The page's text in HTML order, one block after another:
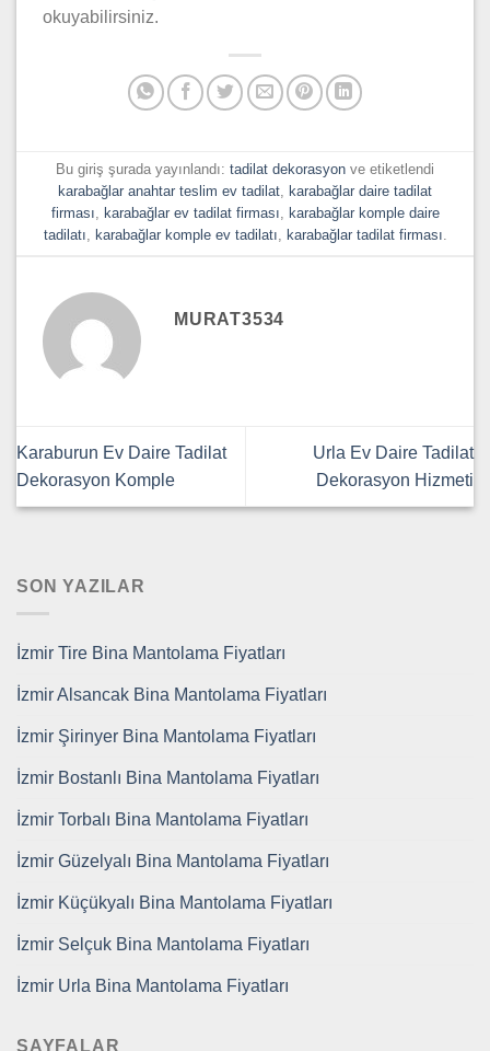
okuyabilirsiniz.
Bu giriş şurada yayınlandı: tadilat dekorasyon ve etiketlendi
karabağlar anahtar teslim ev tadilat, karabağlar daire tadilat
firması, karabağlar ev tadilat firması, karabağlar komple daire
tadilatı, karabağlar komple ev tadilatı, karabağlar tadilat firması.
MURAT3534
Karaburun Ev Daire Tadilat
Dekorasyon Komple
Urla Ev Daire Tadilat
Dekorasyon Hizmeti
SON YAZILAR
İzmir Tire Bina Mantolama Fiyatları
İzmir Alsancak Bina Mantolama Fiyatları
İzmir Şirinyer Bina Mantolama Fiyatları
İzmir Bostanlı Bina Mantolama Fiyatları
İzmir Torbalı Bina Mantolama Fiyatları
İzmir Güzelyalı Bina Mantolama Fiyatları
İzmir Küçükyalı Bina Mantolama Fiyatları
İzmir Selçuk Bina Mantolama Fiyatları
İzmir Urla Bina Mantolama Fiyatları
SAYFALAR